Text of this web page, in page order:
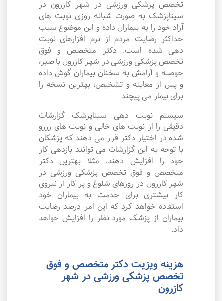
تخصص پزشکی ورزشی در شهر کازرون در
سیناپزشک به صورت شبانه روزی نوبت های
آزاد خود را به بیماران داده و این موضوع سبب
حداکثر رضایت مردم از نرم افزارهای نوبت
دهی شده است. دکتر متخصص و فوق
تخصص پزشکی ورزشی در شهر کازرون با صبر،
حوصله و آرامش به سخنان بیماران گوش داده
و پس از معاینه و تشخیص، بهترین نسخه را
برای بیمار می پیچند
سیستم نوبت دهی سیناپزشک گزارشات
دقیقی را از نوبت های خالی و نوبت های رزرو
شده در اختیار دکتر قرار می دهند که پزشکان
با توجه به این گزارشات می توانند بازدهی کار
خود را افزایش دهند. مثلا بهترین دکتر
متخصص و فوق تخصص پزشکی ورزشی در
شهر کازرون در روزهای شلوغ و پر کار از نیروی
کار بیشتری برای خدمت به بیماران خود
استفاده خواهد کرد که این امر درصد رضایت
بیماران از پزشک مورد نظر را افزایش خواهد
داد.
هزینه ویزیت دکتر متخصص و فوق
تخصص پزشکی ورزشی در شهر
کازرون